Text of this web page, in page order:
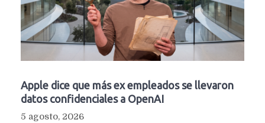
Apple dice que más ex empleados se llevaron
datos confidenciales a OpenAI
5 agosto, 2026